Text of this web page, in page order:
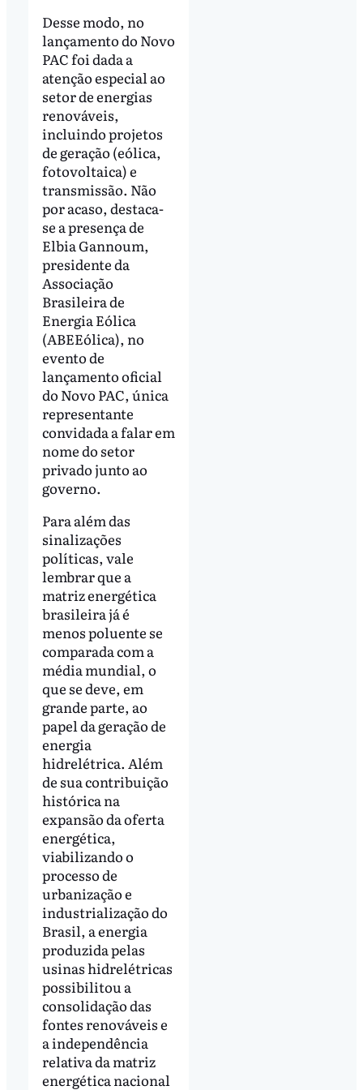
Desse modo, no
lançamento do Novo
PAC foi dada a
atenção especial ao
setor de energias
renováveis,
incluindo projetos
de geração (eólica,
fotovoltaica) e
transmissão. Não
por acaso, destaca-
se a presença de
Elbia Gannoum,
presidente da
Associação
Brasileira de
Energia Eólica
(ABEEólica), no
evento de
lançamento oficial
do Novo PAC, única
representante
convidada a falar em
nome do setor
privado junto ao
governo.
Para além das
sinalizações
políticas, vale
lembrar que a
matriz energética
brasileira já é
menos poluente se
comparada com a
média mundial, o
que se deve, em
grande parte, ao
papel da geração de
energia
hidrelétrica. Além
de sua contribuição
histórica na
expansão da oferta
energética,
viabilizando o
processo de
urbanização e
industrialização do
Brasil, a energia
produzida pelas
usinas hidrelétricas
possibilitou a
consolidação das
fontes renováveis e
a independência
relativa da matriz
energética nacional